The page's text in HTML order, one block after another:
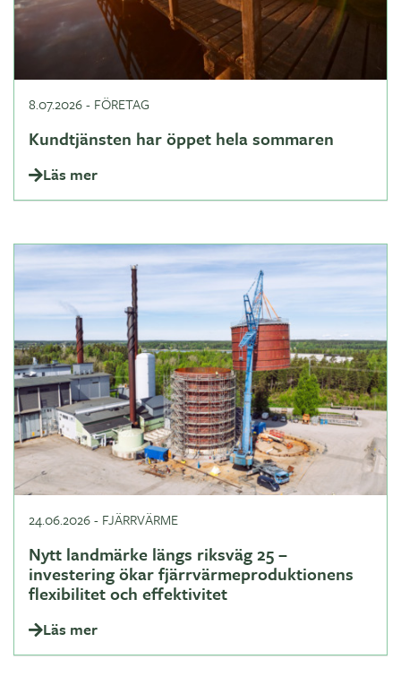
8.07.2026- FÖRETAG
Kundtjänsten har öppet hela sommaren
Läs mer
24.06.2026- FJÄRRVÄRME
Nytt landmärke längs riksväg 25 –
investering ökar fjärrvärmeproduktionens
flexibilitet och effektivitet
Läs mer